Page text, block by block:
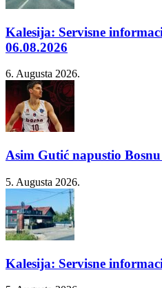
Kalesija: Servisne
06.08.2026
6. Augusta 2026.
Asim Gutić napustio
5. Augusta 2026.
Kalesija: Servisne